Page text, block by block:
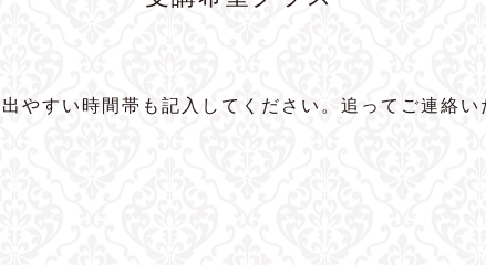
やすい時間帯も記入してください。追ってご連絡い